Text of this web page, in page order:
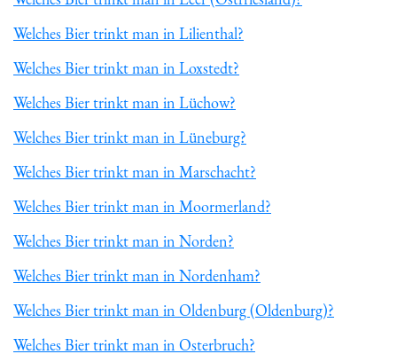
Welches Bier trinkt man in Lilienthal?
Welches Bier trinkt man in Loxstedt?
Welches Bier trinkt man in Lüchow?
Welches Bier trinkt man in Lüneburg?
Welches Bier trinkt man in Marschacht?
Welches Bier trinkt man in Moormerland?
Welches Bier trinkt man in Norden?
Welches Bier trinkt man in Nordenham?
Welches Bier trinkt man in Oldenburg (Oldenburg)?
Welches Bier trinkt man in Osterbruch?